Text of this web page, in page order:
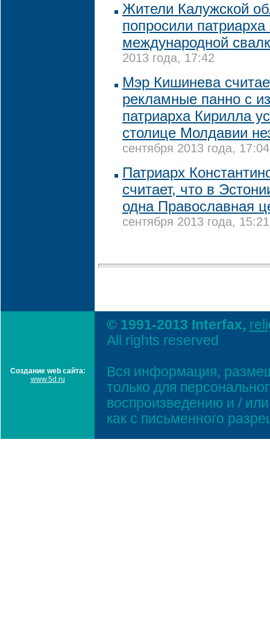
Жители Калужской
попросили патриарха
международной
2013 года, 17:42
Мэр Кишинева
рекламные панно с
патриарха Кирилла
столице Молдавии
сентября 2013 года, 17:04
Патриарх
считает, что в
одна Православная
сентября 2013 года, 15:21
Создание web сайта:
www.5d.ru
© 1991-2013 Interfax,
All rights reserved
Вся информация,
только для
воспроизведению и /
как с письменного